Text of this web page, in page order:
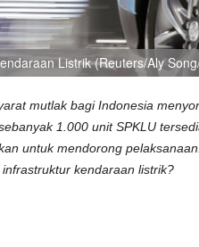
Listrik (Reuters/Aly
mutlak bagi Indonesia
1.000 unit SPKLU
untuk mendorong
kendaraan listrik?